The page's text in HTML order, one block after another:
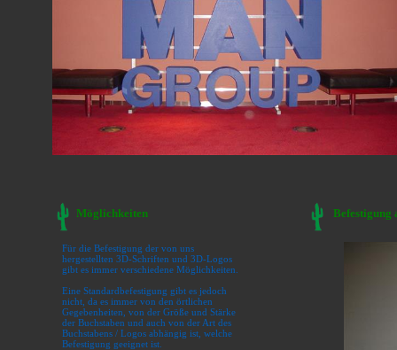
Befestigung
Für die Befestigung der von uns
hergestellten 3D-Schriften und 3D-Logos
gibt es immer verschiedene Möglichkeiten.
Eine Standardbefestigung gibt es jedoch
nicht, da es immer von den örtlichen
Gegebenheiten, von der Größe und Stärke
der Buchstaben und auch von der Art des
Buchstabens / Logos abhängig ist, welche
Befestigung geeignet ist.
Möglichkeiten